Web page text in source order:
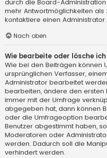
durch die Board-
mehr Antwortmöglichkeiten
kontaktiere einen Administrator.
Nach oben
Wie bearbeite oder lösche
Wie bei den Beiträgen können
ursprünglichen Verfasser,
Administrator bearbeitet
bearbeiten, ändere den ersten
immer mit der Umfrage
abgegeben hat, dann können
oder die Umfrageoption
Benutzer abgestimmt haben,
Moderatoren oder
werden. Dadurch soll die
verhindert werden.